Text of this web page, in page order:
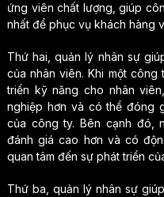
ứng viên chất lượng, giúp
nhất để phục vụ khách hàng
Thứ hai, quản lý nhân sự
của nhân viên. Khi một
triển kỹ năng cho nhân
nghiệp hơn và có thể đóng
của công ty. Bên cạnh đó,
đánh giá cao hơn và có
quan tâm đến sự phát triển
Thứ ba, quản lý nhân sự